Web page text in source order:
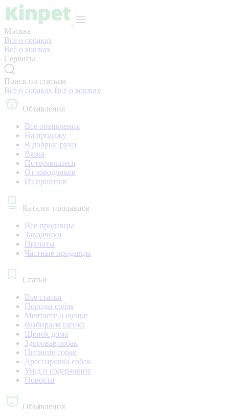
Москва
Всё о собаках
Всё о кошках
Сервисы
Поиск по статьям
Всё о собаках Всё о кошках
Объявления
Все объявления
На продажу
В добрые руки
Вязка
Потерявшиеся
От заводчиков
Из приютов
Каталог продавцов
Все продавцы
Заводчики
Приюты
Частные продавцы
Статьи
Все статьи
Породы собак
Мечтаете о щенке
Выбираем щенка
Щенок дома
Здоровье собак
Питание собак
Дрессировка собак
Уход и содержание
Новости
Объявления